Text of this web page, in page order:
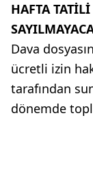
HAFTA
Dava
ücretli izin
tarafından
dönemde